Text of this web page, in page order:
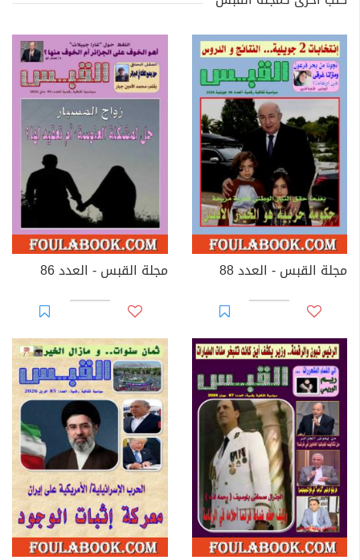
مجلة القبس - العدد 88 مجلة القبس - العدد 86